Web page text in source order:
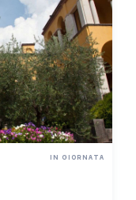
IN GIORNATA